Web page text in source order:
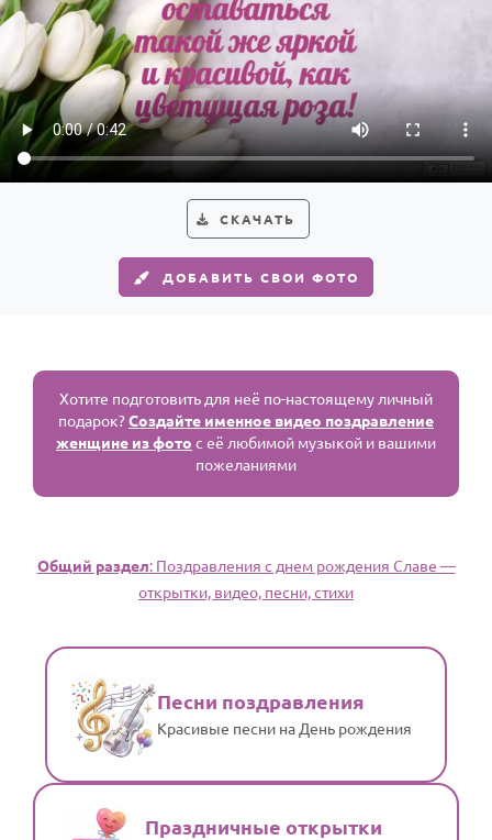
СКАЧАТЬ
ДОБАВИТЬ СВОИ ФОТО
Хотите подготовить для неё по-настоящему личный
подарок?Создайте именное видео поздравление
женщине из фото с её любимой музыкой и вашими
пожеланиями
Общий раздел: Поздравления с днем рождения Славе —
открытки, видео, песни, стихи
Песни поздравления
Красивые песни на День рождения
Праздничные открытки